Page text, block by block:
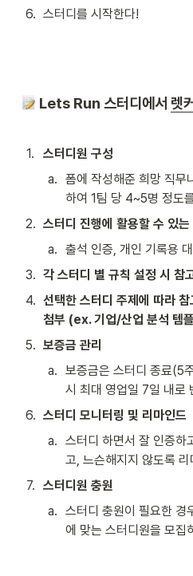
6. 스터디를 시작한다!
Lets Run 스터디에서 렛
1.
스터디원 구성
a. 폼에 작성해준 희망 직무
하여 1팀 당 4~5명 정도
2. 스터디 진행에 활용할 수 있
a. 출석 인증, 개인 기록용
3. 각 스터디 별 규칙 설정 시 참
4. 선택한 스터디 주제에 따라
첨부 (ex. 기업/산업 분석 템
5. 보증금 관리
a. 보증금은 스터디 종료(5
시 최대 영업일 7일 내로
6. 스터디 모니터링 및 리마인드
a. 스터디 하면서 잘 인증하
고, 느슨해지지 않도록
7. 스터디원 충원
a. 스터디 충원이 필요한 경
에 맞는 스터디원을 모집